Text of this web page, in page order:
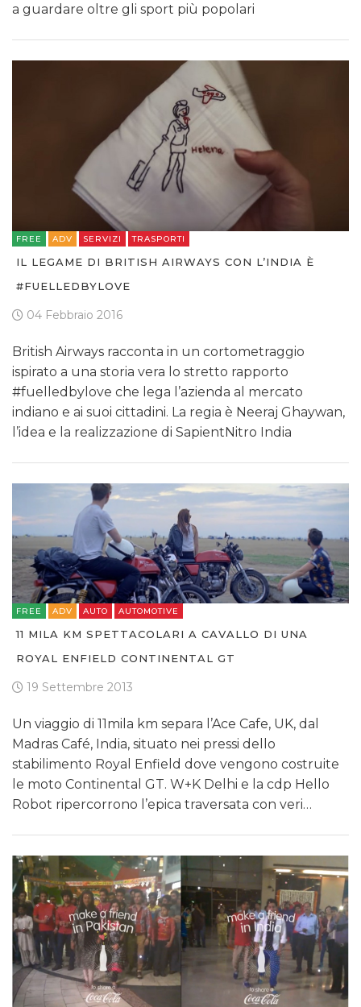
a guardare oltre gli sport più popolari
FREE ADV SERVIZI TRASPORTI
IL LEGAME DI BRITISH AIRWAYS CON L’INDIA È
#FUELLEDBYLOVE
04 Febbraio 2016
British Airways racconta in un cortometraggio
ispirato a una storia vera lo stretto rapporto
#fuelledbylove che lega l’azienda al mercato
indiano e ai suoi cittadini. La regia è Neeraj Ghaywan,
l’idea e la realizzazione di SapientNitro India
FREE ADV AUTO AUTOMOTIVE
11 MILA KM SPETTACOLARI A CAVALLO DI UNA
ROYAL ENFIELD CONTINENTAL GT
19 Settembre 2013
Un viaggio di 11mila km separa l’Ace Cafe, UK, dal
Madras Café, India, situato nei pressi dello
stabilimento Royal Enfield dove vengono costruite
le moto Continental GT. W+K Delhi e la cdp Hello
Robot ripercorrono l’epica traversata con veri…